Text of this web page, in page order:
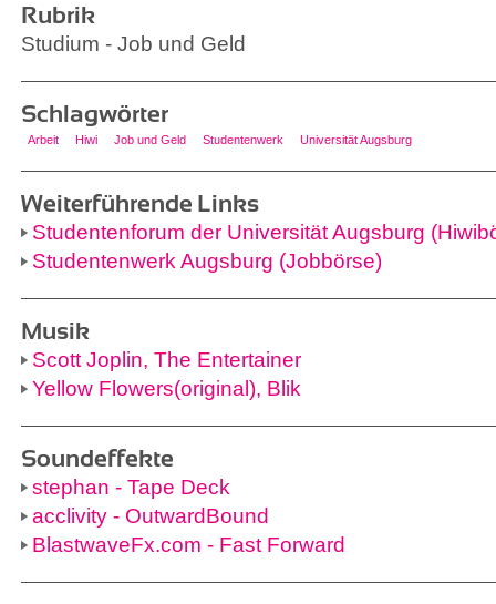
Rubrik
Studium - Job und Geld
Schlagwörter
Arbeit Hiwi Job und Geld Studentenwerk Universität Augsburg
Weiterführende Links
Studentenforum der Universität Augsburg
Studentenwerk Augsburg (Jobbörse)
Musik
Scott Joplin, The Entertainer
Yellow Flowers(original), Blik
Soundeffekte
stephan - Tape Deck
acclivity - OutwardBound
BlastwaveFx.com - Fast Forward